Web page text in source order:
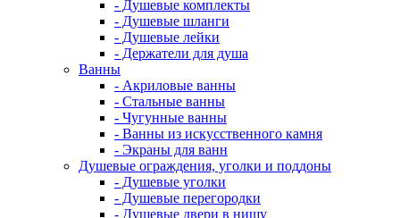
- Душевые комплекты
- Душевые шланги
- Душевые лейки
- Держатели для душа
Ванны
- Акриловые ванны
- Стальные ванны
- Чугунные ванны
- Ванны из искусственного камня
- Экраны для ванн
Душевые ограждения, уголки и поддоны
- Душевые уголки
- Душевые перегородки
- Душевые двери в нишу